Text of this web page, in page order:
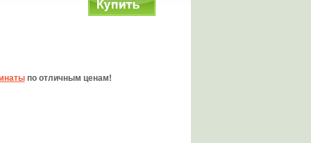
по отличным ценам!